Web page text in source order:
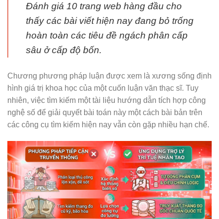
Đánh giá 10 trang web hàng đầu cho
thấy các bài viết hiện nay đang bỏ trống
hoàn toàn các tiêu đề ngách phân cấp
sâu ở cấp độ bốn.
Chương phương pháp luận được xem là xương sống định
hình giá trị khoa học của một cuốn luận văn thạc sĩ. Tuy
nhiên, việc tìm kiếm một tài liệu hướng dẫn tích hợp công
nghệ số để giải quyết bài toán này một cách bài bản trên
các công cụ tìm kiếm hiện nay vẫn còn gặp nhiều hạn chế.